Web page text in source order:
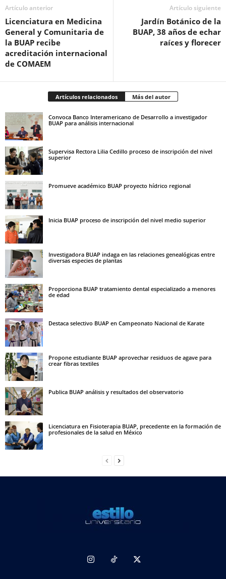
Artículo anterior
Licenciatura en Medicina
General y Comunitaria de
la BUAP recibe
acreditación internacional
de COMAEM
Artículo siguiente
Jardín Botánico de la
BUAP, 38 años de echar
raíces y florecer
Artículos relacionados Más del autor
Convoca Banco Interamericano de Desarrollo a investigador
BUAP para análisis internacional
Supervisa Rectora Lilia Cedillo proceso de inscripción del nivel
superior
Promueve académico BUAP proyecto hídrico regional
Inicia BUAP proceso de inscripción del nivel medio superior
Investigadora BUAP indaga en las relaciones genealógicas entre
diversas especies de plantas
Proporciona BUAP tratamiento dental especializado a menores
de edad
Destaca selectivo BUAP en Campeonato Nacional de Karate
Propone estudiante BUAP aprovechar residuos de agave para
crear fibras textiles
Publica BUAP análisis y resultados del observatorio
Licenciatura en Fisioterapia BUAP, precedente en la formación de
profesionales de la salud en México